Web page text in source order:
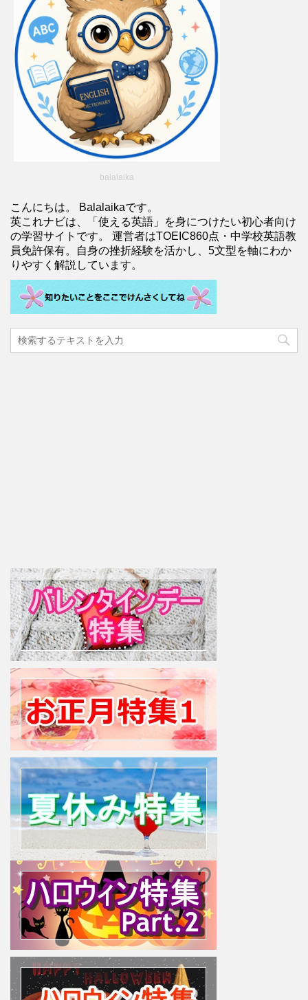
balalaika
こんにちは。 Balalaikaです。
英これナビは、「使える英語」を身につけたい初心者向け
の学習サイトです。 運営者はTOEIC860点・中学校英語教
員免許保有。自身の挫折経験を活かし、5文型を軸にわか
りやすく解説しています。